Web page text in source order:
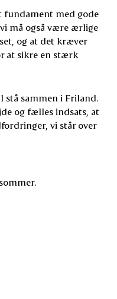
med gode
må også være ærlige
og at det kræver
at sikre en stærk
stå sammen i Friland.
og fælles indsats, at
vi står over